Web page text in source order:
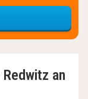
Redwitz an